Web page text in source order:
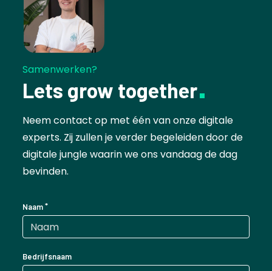
Samenwerken?
Lets grow together
Neem contact op met één van onze digitale
experts. Zij zullen je verder begeleiden door de
digitale jungle waarin we ons vandaag de dag
bevinden.
Naam
Bedrijfsnaam